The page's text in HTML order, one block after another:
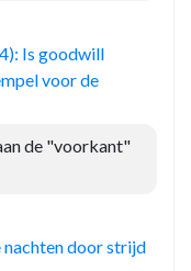
Is goodwill
voor de
de "voorkant"
door strijd